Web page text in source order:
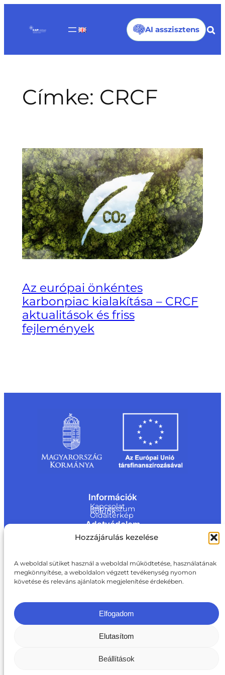
Hozzájárulás kezelése
A weboldal sütiket használ a weboldal működtetése, használatának
megkönnyítése, a weboldalon végzett tevékenység nyomon
követése és releváns ajánlatok megjelenítése érdekében.
Elfogadom
Elutasítom
Beállítások
tartalomhoz
AI asszisztens
Címke: CRCF
Az európai önkéntes
karbonpiac kialakítása – CRCF
aktualitások és friss
fejlemények
Információk
Kapcsolat
Impresszum
Rólunk
Oldaltérkép
Adatvédelem
Jogi nyilatkozat
Adatvédelmi nyilatkozat
Akadálymentesítési nyilatkozat
ite@a
ki.gov.